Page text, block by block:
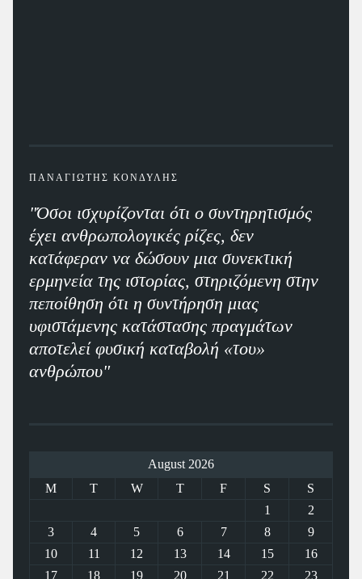
ΠΑΝΑΓΙΩΤΗΣ ΚΟΝΔΥΛΗΣ
"Όσοι ισχυρίζονται ότι ο συντηρητισμός
έχει ανθρωπολογικές ρίζες, δεν
κατάφεραν να δώσουν μια συνεκτική
ερμηνεία της ιστορίας, στηριζόμενη στην
πεποίθηση ότι η συντήρηση μιας
υφιστάμενης κατάστασης πραγμάτων
αποτελεί φυσική καταβολή «του»
ανθρώπου"
August 2026
M
T W T F S
S
1
2
3
4 5 6 7 8
9
10
11 12 13 14 15
16
17
18 19 20 21 22 23